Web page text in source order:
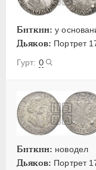
Биткин: у
Дьяков: Портрет
0
Биткин: новодел
Дьяков: Портрет